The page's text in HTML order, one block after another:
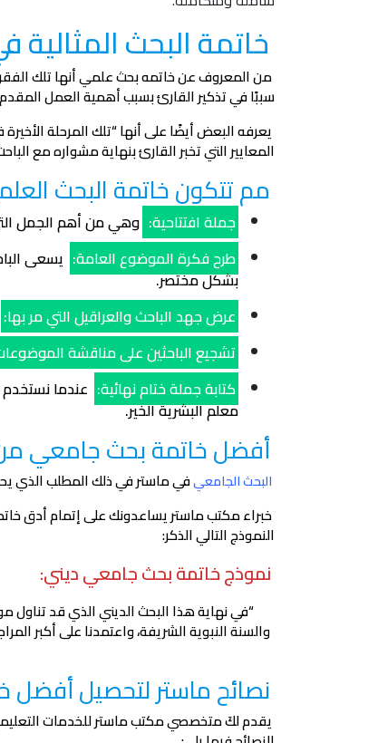
خاتمة البحث المثالية
من المعروف عن خاتمه بحث علمي أنها تلك
سببًا في تذكير القارئ بسبب أهمية العمل المقدم
يعرفه البعض أيضًا على أنها “تلك المرحلة
المعايير التي تخبر القارئ بنهاية مشواره مع
مم تتكون خاتمة البحث
جملة افتتاحية: وهي من أهم الجمل
طرح فكرة الموضوع العامة: يسعى
بشكل مختصر.
عرض جهد الباحث والعراقيل التي مر بها:
تشجيع الباحثين على مناقشة
كتابة جملة ختام نهائية: عندما نستخدم
معلم البشرية الخير.
أفضل خاتمة بحث جامعي
البحث الجامعيفي ماستر في ذلك المطلب الذي
خبراء مكتب ماستر يساعدونك على إتمام أدق
النموذج التالي الذكر:
نموذج خاتمة بحث جامعي ديني:
“في نهاية هذا البحث الديني الذي قد
والسنة النبوية الشريفة، واعتمدنا على أكبر
نصائح ماستر لتحصيل أفضل
يقدم لكَ متخصصي مكتب ماستر للخدمات